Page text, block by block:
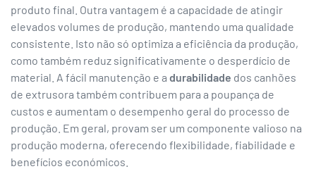
produto final. Outra vantagem é a capacidade de atingir
elevados volumes de produção, mantendo uma qualidade
consistente. Isto não só optimiza a eficiência da produção,
como também reduz significativamente o desperdício de
material. A fácil manutenção e a durabilidade dos canhões
de extrusora também contribuem para a poupança de
custos e aumentam o desempenho geral do processo de
produção. Em geral, provam ser um componente valioso na
produção moderna, oferecendo flexibilidade, fiabilidade e
benefícios económicos.